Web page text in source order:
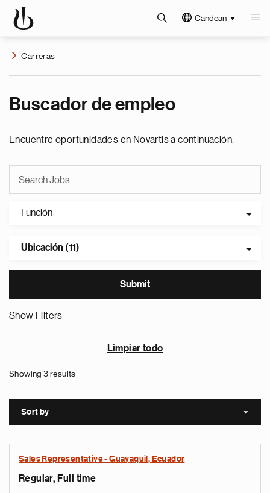
Candean
Carreras
Buscador de empleo
Encuentre oportunidades en Novartis a continuación.
Función
Ubicación (11)
Show Filters
Limpiar todo
Showing 3 results
Sort by Sort
Sales Representative - Guayaquil, Ecuador
Regular, Full time